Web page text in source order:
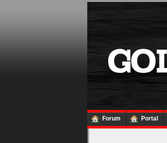
Forum Portal